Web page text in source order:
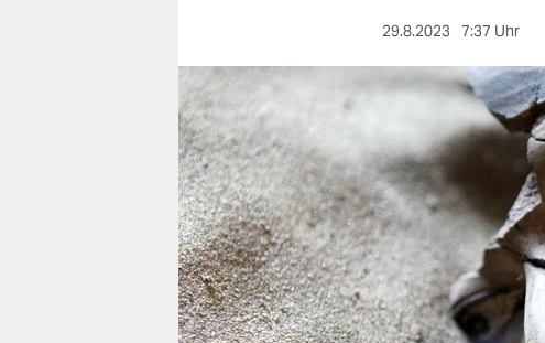
berlin
nord
wahrheit
verlag
verlag
veranstaltungen
29.8.2023 7:37 Uhr